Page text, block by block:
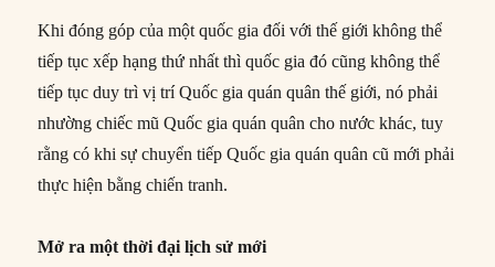
Khi đóng góp của một quốc gia đối với thế giới không thể
tiếp tục xếp hạng thứ nhất thì quốc gia đó cũng không thể
tiếp tục duy trì vị trí Quốc gia quán quân thế giới, nó phải
nhường chiếc mũ Quốc gia quán quân cho nước khác, tuy
rằng có khi sự chuyển tiếp Quốc gia quán quân cũ mới phải
thực hiện bằng chiến tranh.
Mở ra một thời đại lịch sử mới